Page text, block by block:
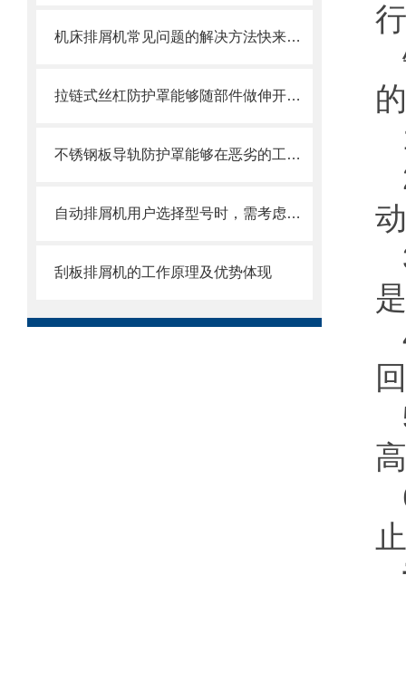
机床排屑机常见问题的解决方法快来看看吧！
拉链式丝杠防护罩能够随部件做伸开或压缩运动
不锈钢板导轨防护罩能够在恶劣的工作环境中长期使用
自动排屑机用户选择型号时，需考虑哪些事项？
刮板排屑机的工作原理及优势体现